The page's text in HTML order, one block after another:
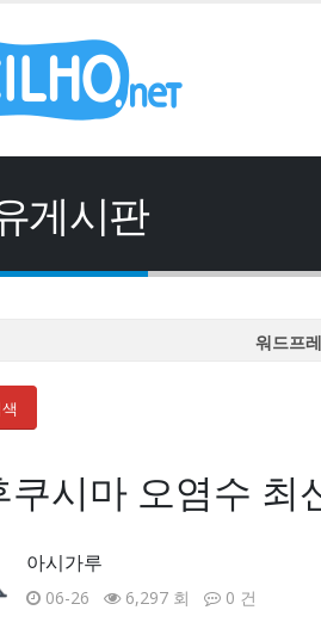
게시판
워드프
워드프
쿠시마 오염수 최
아시가루
06-26 6,297 회 0 건